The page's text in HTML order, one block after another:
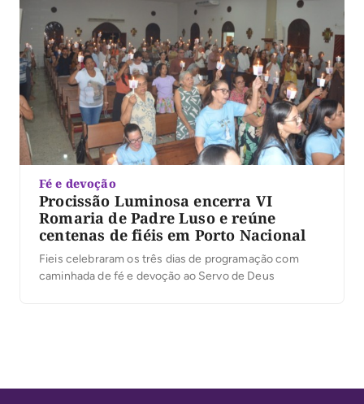
Fé e devoção
Procissão Luminosa encerra VI
Romaria de Padre Luso e reúne
centenas de fiéis em Porto Nacional
Fieis celebraram os três dias de programação com
caminhada de fé e devoção ao Servo de Deus